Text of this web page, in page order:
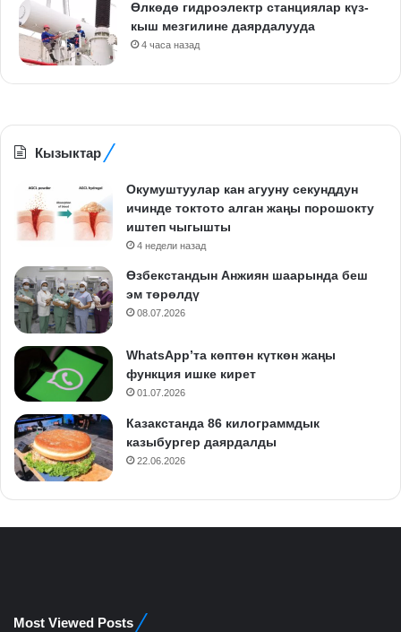
Өлкөдө гидроэлектр станциялар күз-
кыш мезгилине даярдалууда
4 часа назад
Кызыктар
Окумуштуулар кан агууну секунддун
ичинде токтото алган жаңы порошокту
иштеп чыгышты
4 недели назад
Өзбекстандын Анжиян шаарында беш
эм төрөлдү
08.07.2026
WhatsApp’та көптөн күткөн жаңы
функция ишке кирет
01.07.2026
Казакстанда 86 килограммдык
казыбургер даярдалды
22.06.2026
Most Viewed Posts